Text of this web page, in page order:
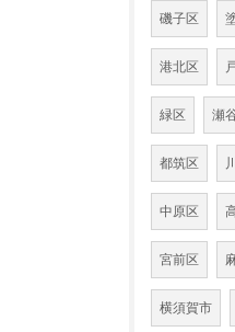
磯子区
港北区
緑区 瀬
都筑区
中原区
宮前区
横須賀市